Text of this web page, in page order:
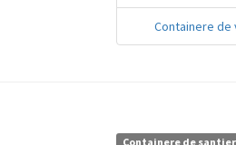
Containere de
Containere de santier